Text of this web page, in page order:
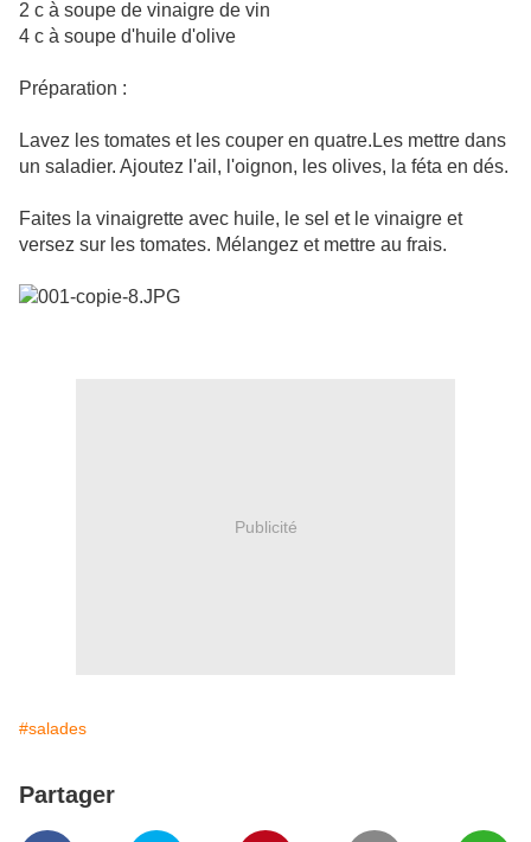
2 c à soupe de vinaigre de vin
4 c à soupe d'huile d'olive
Préparation :
Lavez les tomates et les couper en quatre.Les mettre dans
un saladier. Ajoutez l'ail, l'oignon, les olives, la féta en dés.
Faites la vinaigrette avec huile, le sel et le vinaigre et
versez sur les tomates. Mélangez et mettre au frais.
Publicité
#salades
Partager